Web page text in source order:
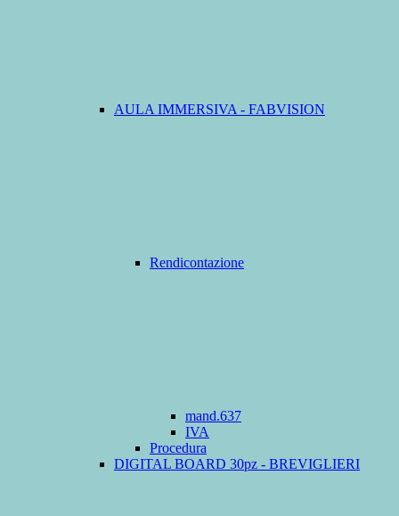
AULA IMMERSIVA - FABVISION
Rendicontazione
mand.637
IVA
Procedura
DIGITAL BOARD 30pz - BREVIGLIERI